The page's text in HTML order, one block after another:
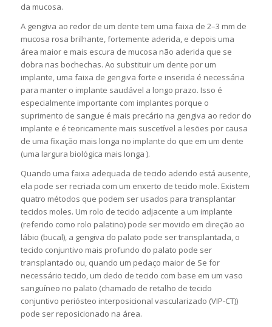
da mucosa.
A gengiva ao redor de um dente tem uma faixa de 2–3 mm de
mucosa rosa brilhante, fortemente aderida, e depois uma
área maior e mais escura de mucosa não aderida que se
dobra nas bochechas. Ao substituir um dente por um
implante, uma faixa de gengiva forte e inserida é necessária
para manter o implante saudável a longo prazo. Isso é
especialmente importante com implantes porque o
suprimento de sangue é mais precário na gengiva ao redor do
implante e é teoricamente mais suscetível a lesões por causa
de uma fixação mais longa no implante do que em um dente
(uma largura biológica mais longa ).
Quando uma faixa adequada de tecido aderido está ausente,
ela pode ser recriada com um enxerto de tecido mole. Existem
quatro métodos que podem ser usados ​​para transplantar
tecidos moles. Um rolo de tecido adjacente a um implante
(referido como rolo palatino) pode ser movido em direção ao
lábio (bucal), a gengiva do palato pode ser transplantada, o
tecido conjuntivo mais profundo do palato pode ser
transplantado ou, quando um pedaço maior de Se for
necessário tecido, um dedo de tecido com base em um vaso
sanguíneo no palato (chamado de retalho de tecido
conjuntivo periósteo interposicional vascularizado (VIP-CT))
pode ser reposicionado na área.